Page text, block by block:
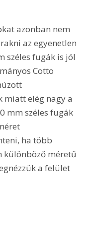
azonban nem
az egyenetlen
széles fugák is jól
Cotto
miatt elég nagy a
mm széles fugák
ha több
méretű
a felület